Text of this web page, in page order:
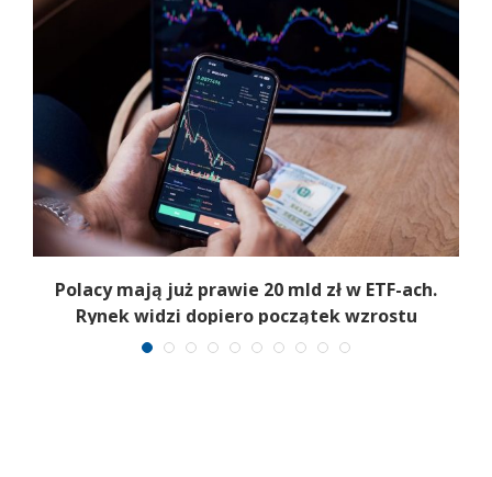
Polacy mają już prawie 20 mld zł w ETF-ach.
Rynek widzi dopiero początek wzrostu